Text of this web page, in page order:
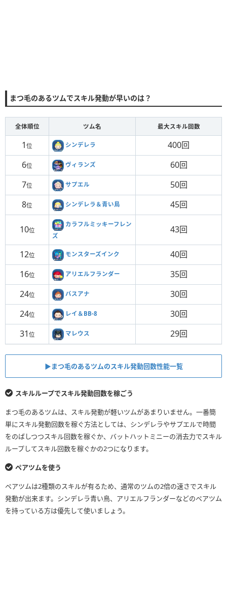
まつ毛のあるツムでスキル発動が早いのは？
全体順位 ツム名 最大スキル回数
1 位 シンデレラ
400回
6位 ヴィランズ
60回
7位 サプエル
50回
8位 シンデレラ＆青い鳥 45回
10位
カラフルミッキーフレン
ズ
43回
12位 モンスターズインク
40回
16位 アリエルフランダー
35回
24位 バスアナ
30回
24位 レイ＆BB-8
30回
31 位 マレウス 29回
▶︎まつ毛のあるツムのスキル発動回数性能一覧
スキルループでスキル発動回数を稼ごう
まつ毛のあるツムは、スキル発動が軽いツムがあまりいません。一番簡
単にスキル発動回数を稼ぐ方法としては、シンデレラやサプエルで時間
をのばしつつスキル回数を稼ぐか、バットハットミニーの消去力でスキル
ループしてスキル回数を稼ぐかの2つになります。
ペアツムを使う
ペアツムは2種類のスキルが有るため、通常のツムの2倍の速さでスキル
発動が出来ます。シンデレラ青い鳥、アリエルフランダーなどのペアツム
を持っている方は優先して使いましょう。